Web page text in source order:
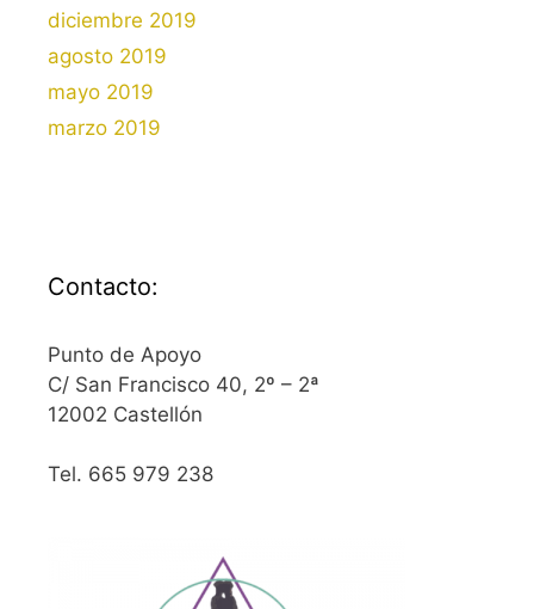
diciembre 2019
agosto 2019
mayo 2019
marzo 2019
Contacto:
Punto de Apoyo
C/ San Francisco 40, 2º – 2ª
12002 Castellón
Tel. 665 979 238